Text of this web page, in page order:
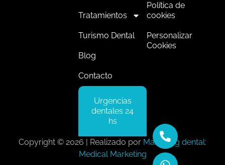
Tratamientos
Turismo Dental
Blog
Contacto
Urgencias
dentales 24
hs
Política de
cookies
Personalizar
Cookies
Copyright © 2026 | Realizado por Marketing dental:
Medical Marketing